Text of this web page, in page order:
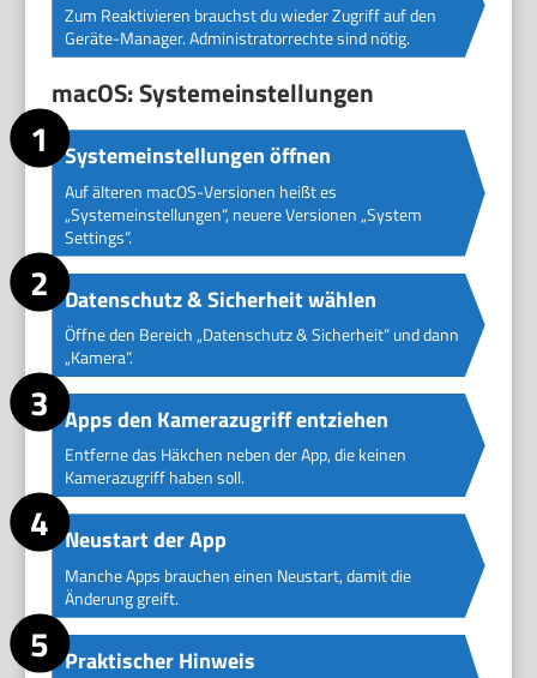
Zum Reaktivieren brauchst du wieder Zugriff auf den
Geräte-Manager. Administratorrechte sind nötig.
macOS: Systemeinstellungen
Systemeinstellungen öffnen
Auf älteren macOS-Versionen heißt es
„Systemeinstellungen“, neuere Versionen „System
Settings“.
Datenschutz & Sicherheit wählen
Öffne den Bereich „Datenschutz & Sicherheit“ und dann
„Kamera“.
Apps den Kamerazugriff entziehen
Entferne das Häkchen neben der App, die keinen
Kamerazugriff haben soll.
Neustart der App
Manche Apps brauchen einen Neustart, damit die
Änderung greift.
Praktischer Hinweis